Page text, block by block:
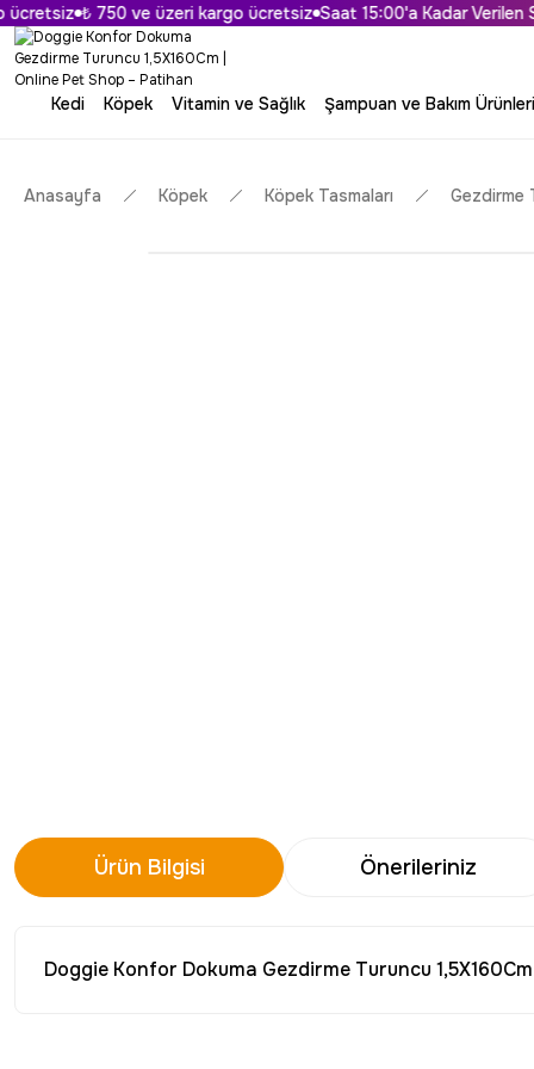
₺ 750 ve üzeri kargo ücretsiz Saat 15:00'a Kadar Verilen
Kedi Köpek Vitamin ve Sağlık Şampuan ve Bakım Ürünleri
Anasayfa Köpek Köpek Tasmaları Gezdirme
Ürün Bilgisi Önerileriniz
Doggie Konfor Dokuma Gezdirme Turuncu 1,5X160Cm